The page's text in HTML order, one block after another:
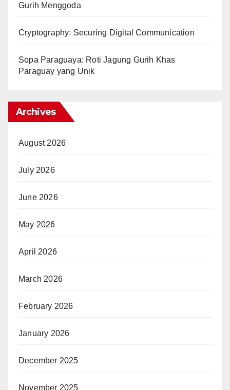
Gurih Menggoda
Cryptography: Securing Digital Communication
Sopa Paraguaya: Roti Jagung Gurih Khas
Paraguay yang Unik
Archives
August 2026
July 2026
June 2026
May 2026
April 2026
March 2026
February 2026
January 2026
December 2025
November 2025